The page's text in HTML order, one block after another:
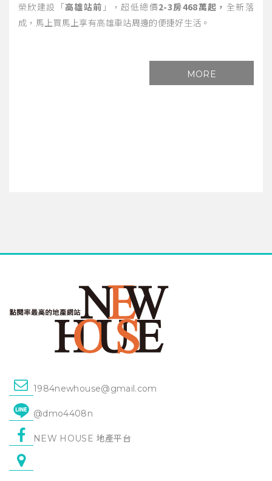
榮欣建設「高雄站前 」，超低總價2-3房468萬起， 全新落
成，馬上買馬上享有高雄車站周邊的便捷好生活。
MORE
1984newhouse@gmail.com
@dmo4408n
NEW HOUSE 地產平台